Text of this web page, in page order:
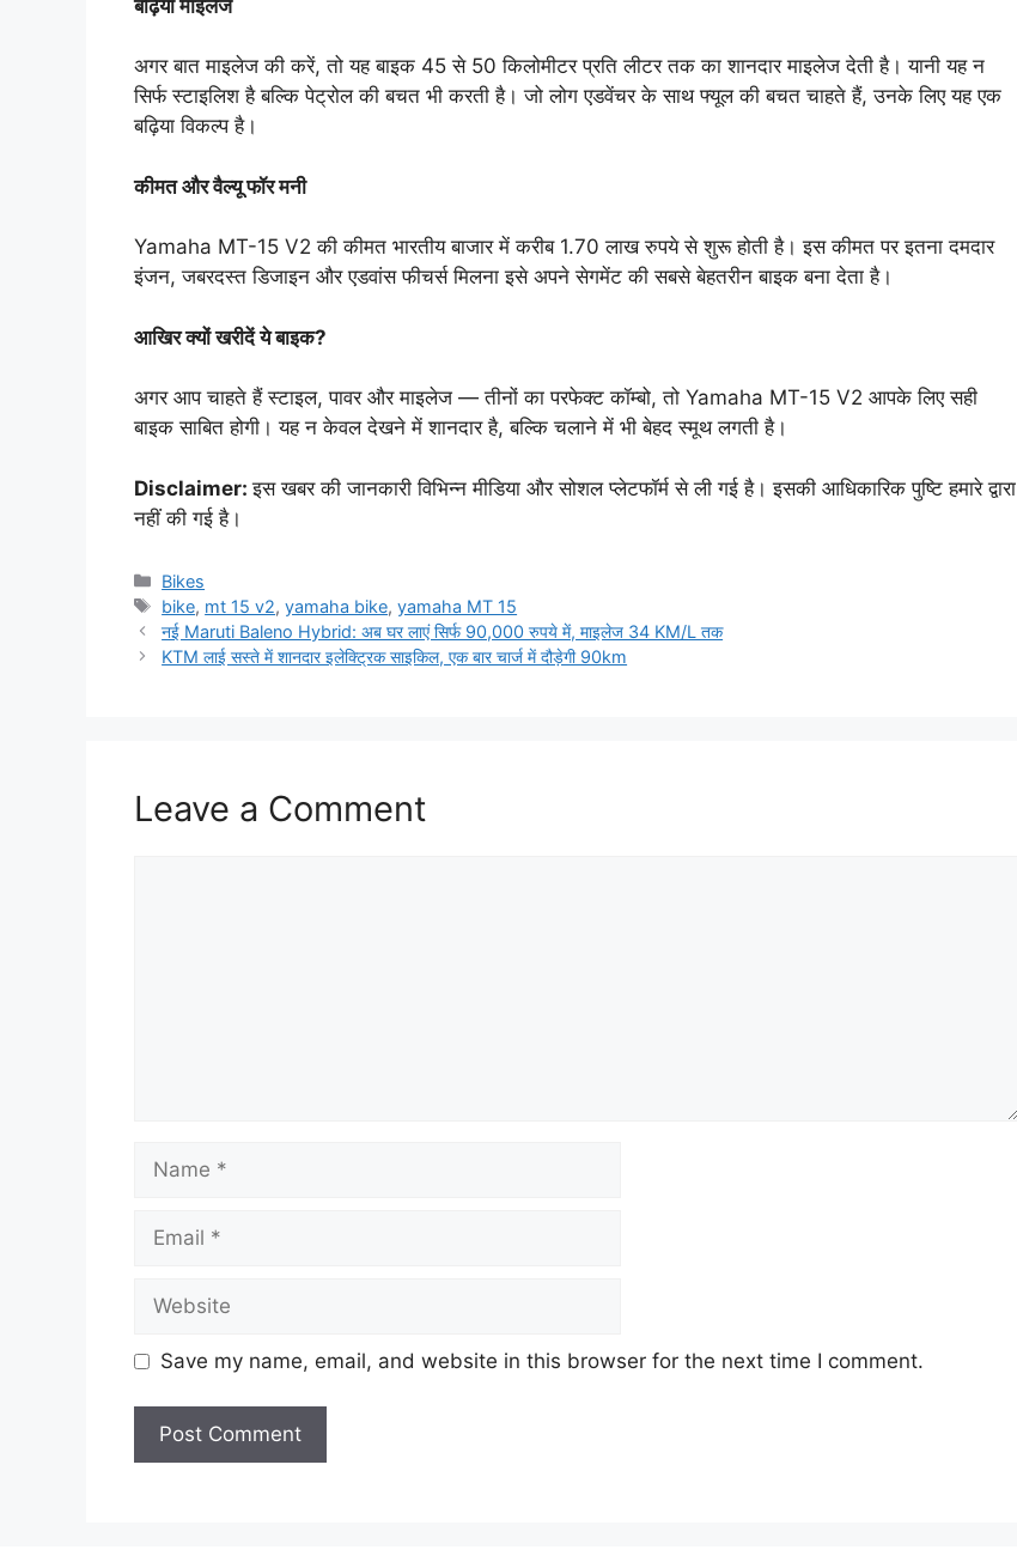
बढ़िया माइलेज
अगर बात माइलेज की करें, तो यह बाइक 45 से 50 किलोमीटर प्रति लीटर तक का शानदार माइलेज देती है। यानी यह न
सिर्फ स्टाइलिश है बल्कि पेट्रोल की बचत भी करती है। जो लोग एडवेंचर के साथ फ्यूल की बचत चाहते हैं, उनके लिए यह एक
बढ़िया विकल्प है।
कीमत और वैल्यू फॉर मनी
Yamaha MT-15 V2 की कीमत भारतीय बाजार में करीब 1.70 लाख रुपये से शुरू होती है। इस कीमत पर इतना दमदार
इंजन, जबरदस्त डिजाइन और एडवांस फीचर्स मिलना इसे अपने सेगमेंट की सबसे बेहतरीन बाइक बना देता है।
आखिर क्यों खरीदें ये बाइक?
अगर आप चाहते हैं स्टाइल, पावर और माइलेज — तीनों का परफेक्ट कॉम्बो, तो Yamaha MT-15 V2 आपके लिए सही
बाइक साबित होगी। यह न केवल देखने में शानदार है, बल्कि चलाने में भी बेहद स्मूथ लगती है।
Disclaimer:इस खबर की जानकारी विभिन्न मीडिया और सोशल प्लेटफॉर्म से ली गई है। इसकी आधिकारिक पुष्टि हमारे द्वारा
नहीं की गई है।
Categories
Bikes
Tags
bike, mt 15 v2,yamaha bike,yamaha MT 15
नई Maruti Baleno Hybrid: अब घर लाएं सिर्फ 90,000 रुपये में, माइलेज 34 KM/L तक
KTM लाई सस्ते में शानदार इलेक्ट्रिक साइकिल, एक बार चार्ज में दौड़ेगी 90km
Leave a Comment
Save my name, email, and website in this browser for the next time I comment.